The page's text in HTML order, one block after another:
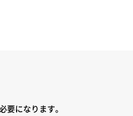
になります。